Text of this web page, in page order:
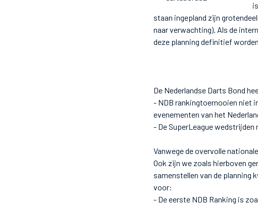
staan ingepland zijn
naar verwachting). Als de
deze planning definitief
De Nederlandse Darts Bond
- NDB rankingtoernooien niet
evenementen van het
- De SuperLeague
Vanwege de overvolle
Ook zijn we zoals hierboven
samenstellen van de planning
voor:
- De eerste NDB Ranking is